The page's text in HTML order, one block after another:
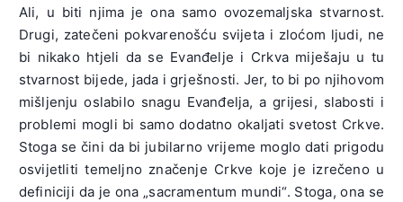
Ali, u biti njima je ona samo ovozemaljska stvarnost.
Drugi, zatečeni pokvarenošću svijeta i zloćom ljudi, ne
bi nikako htjeli da se Evanđelje i Crkva miješaju u tu
stvarnost bijede, jada i grješnosti. Jer, to bi po njihovom
mišljenju oslabilo snagu Evanđelja, a grijesi, slabosti i
problemi mogli bi samo dodatno okaljati svetost Crkve.
Stoga se čini da bi jubilarno vrijeme moglo dati prigodu
osvijetliti temeljno značenje Crkve koje je izrečeno u
definiciji da je ona „sacramentum mundi“. Stoga, ona se